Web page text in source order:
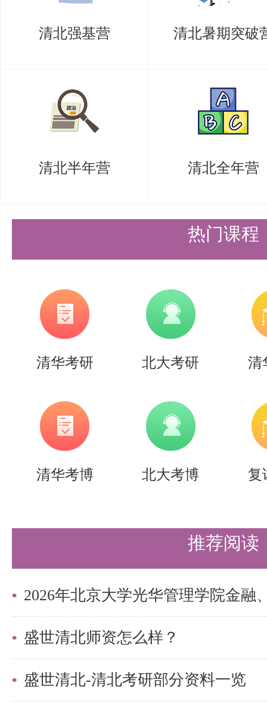
清北强基营 清北暑期突破
清北半年营 清北全年营
热门课程
清华考研 北大考研 清
清华考博 北大考博 复
推荐阅读
盛世清北师资怎么样？
盛世清北-清北考研部分资料一览